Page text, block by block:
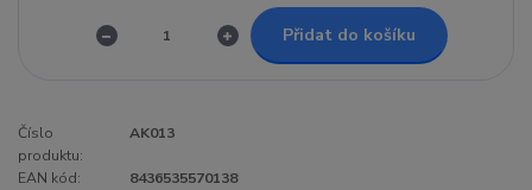
Přidat do košíku
Číslo
produktu:
AK013
EAN kód:
8436535570138